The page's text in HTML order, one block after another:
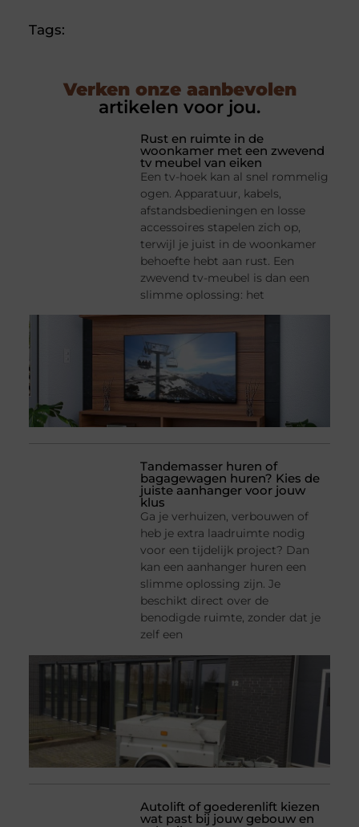
Tags:
Verken onze aanbevolen
artikelen voor jou.
Rust en ruimte in de
woonkamer met een zwevend
tv meubel van eiken
Een tv-hoek kan al snel rommelig
ogen. Apparatuur, kabels,
afstandsbedieningen en losse
accessoires stapelen zich op,
terwijl je juist in de woonkamer
behoefte hebt aan rust. Een
zwevend tv-meubel is dan een
slimme oplossing: het
Tandemasser huren of
bagagewagen huren? Kies de
juiste aanhanger voor jouw
klus
Ga je verhuizen, verbouwen of
heb je extra laadruimte nodig
voor een tijdelijk project? Dan
kan een aanhanger huren een
slimme oplossing zijn. Je
beschikt direct over de
benodigde ruimte, zonder dat je
zelf een
Autolift of goederenlift kiezen
wat past bij jouw gebouw en